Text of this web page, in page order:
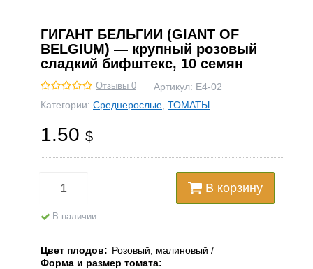
ГИГАНТ БЕЛЬГИИ (GIANT OF
BELGIUM) — крупный розовый
сладкий бифштекс, 10 семян
Отзывы 0 Артикул: Е4-02
Категории: Среднерослые ТОМАТЫ
1.50 $
В корзину
В наличии
Цвет плодов
Розовый, малиновый
Форма и размер томата